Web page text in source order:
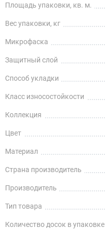
Площадь упаковки, кв. м.
Вес упаковки, кг
Микрофаска
Защитный слой
Способ укладки
Класс износостойкости
Коллекция
Цвет
Материал
Страна производитель
Производитель
Тип товара
Количество досок в упаковке